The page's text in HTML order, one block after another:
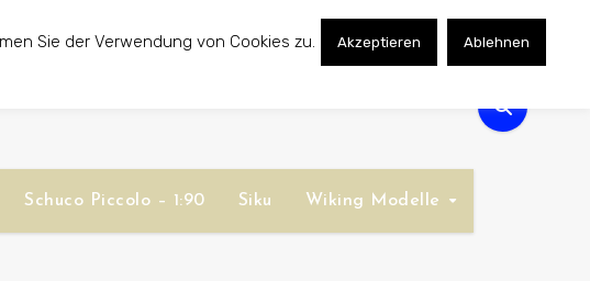
Schuco Piccolo – 1:90 Siku Wiking Modelle
Sie der Verwendung von Cookies zu. Akzeptieren Ablehnen